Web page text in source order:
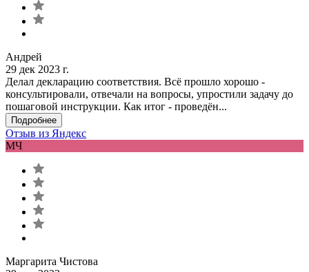
Андрей
29 дек 2023 г.
Делал декларацию соответствия. Всё прошло хорошо -
консультировали, отвечали на вопросы, упростили задачу до
пошаговой инструкции. Как итог - проведён...
Подробнее
Отзыв из Яндекс
МЧ
Маргарита Чистова